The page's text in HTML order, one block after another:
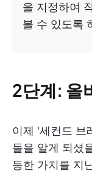
을 지정하여
볼 수 있도록
2단계: 올
이제 '세컨드 브
들을 알게 되셨
등한 가치를 지